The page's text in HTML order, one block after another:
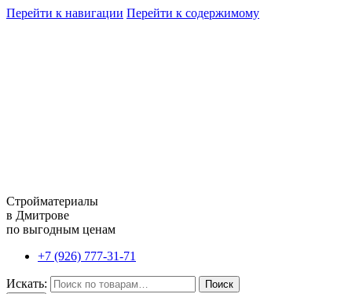
Перейти к навигации Перейти к содержимому
Стройматериалы
в Дмитрове
по выгодным ценам
+7 (926) 777-31-71
Искать:
Поиск